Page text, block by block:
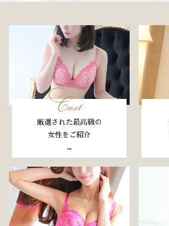
Cast
厳選された最高級の
女性をご紹介
→